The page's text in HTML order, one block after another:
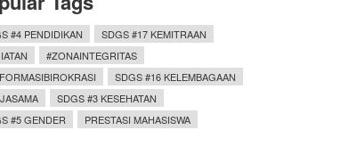
#4 PENDIDIKAN
SDGS #17 KEMITRAAN
#ZONAINTEGRITAS
SDGS #16 KELEMBAGAAN
SDGS #3 KESEHATAN
#5 GENDER
PRESTASI MAHASISWA